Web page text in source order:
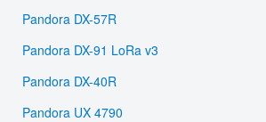
Pandora DX-57R
Pandora DX-91 LoRa v3
Pandora DX-40R
Pandora UX 4790